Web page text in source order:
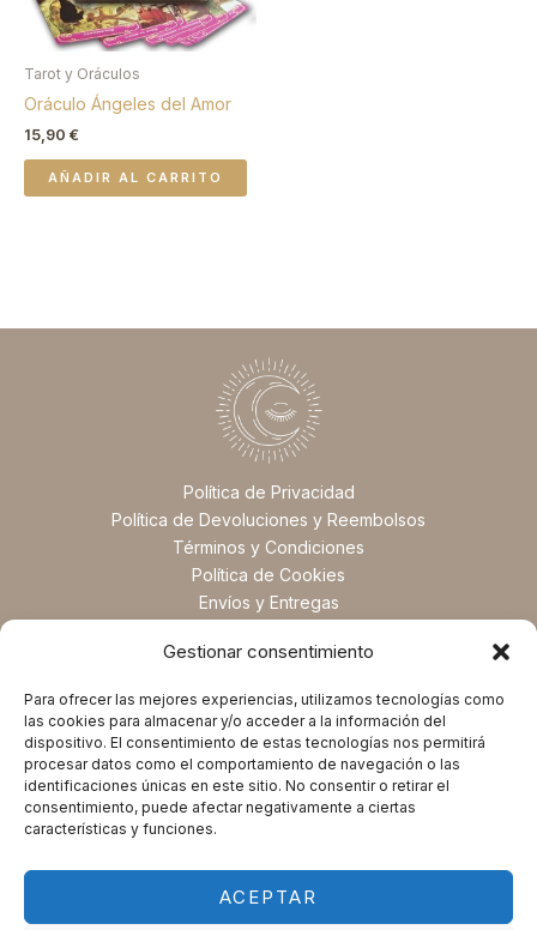
Gestionar consentimiento
Para ofrecer las mejores experiencias, utilizamos tecnologías como
las cookies para almacenar y/o acceder a la información del
dispositivo. El consentimiento de estas tecnologías nos permitirá
procesar datos como el comportamiento de navegación o las
identificaciones únicas en este sitio. No consentir o retirar el
consentimiento, puede afectar negativamente a ciertas
características y funciones.
ACEPTAR
Tarot y Oráculos
Oráculo Ángeles del Amor
15,90 €
AÑADIR AL CARRITO
Política de Privacidad
Política de Devoluciones y Reembolsos
Términos y Condiciones
Política de Cookies
Envíos y Entregas